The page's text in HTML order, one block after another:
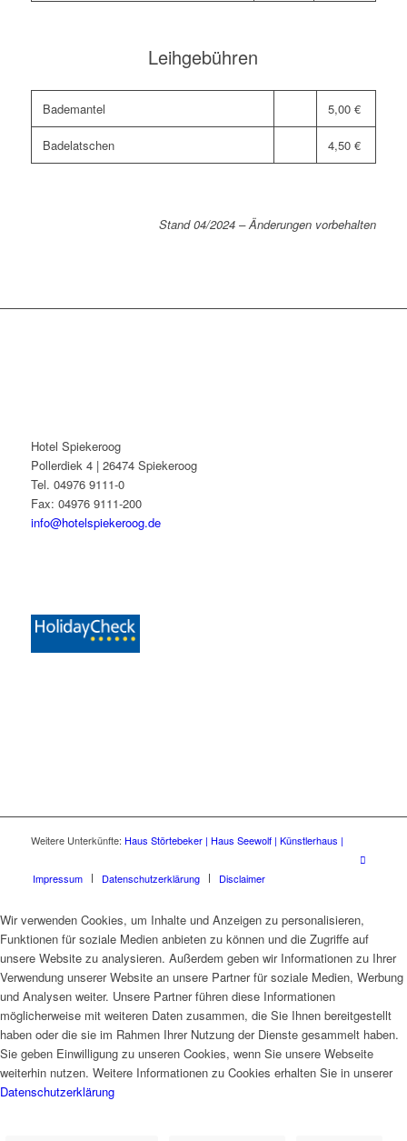
Leihgebühren
Bademantel 5,00 €
Badelatschen 4,50 €
Stand 04/2024 – Änderungen vorbehalten
Hotel Spiekeroog
Pollerdiek 4 | 26474 Spiekeroog
Tel. 04976 9111-0
Fax: 04976 9111-200
info@hotelspiekeroog.de
Weitere Unterkünfte: Haus Störtebeker | Haus Seewolf | Künstlerhaus |
Impressum Datenschutzerklärung Disclaimer
Wir verwenden Cookies, um Inhalte und Anzeigen zu personalisieren,
Funktionen für soziale Medien anbieten zu können und die Zugriffe auf
unsere Website zu analysieren. Außerdem geben wir Informationen zu Ihrer
Verwendung unserer Website an unsere Partner für soziale Medien, Werbung
und Analysen weiter. Unsere Partner führen diese Informationen
möglicherweise mit weiteren Daten zusammen, die Sie Ihnen bereitgestellt
haben oder die sie im Rahmen Ihrer Nutzung der Dienste gesammelt haben.
Sie geben Einwilligung zu unseren Cookies, wenn Sie unsere Webseite
weiterhin nutzen. Weitere Informationen zu Cookies erhalten Sie in unserer
Datenschutzerklärung